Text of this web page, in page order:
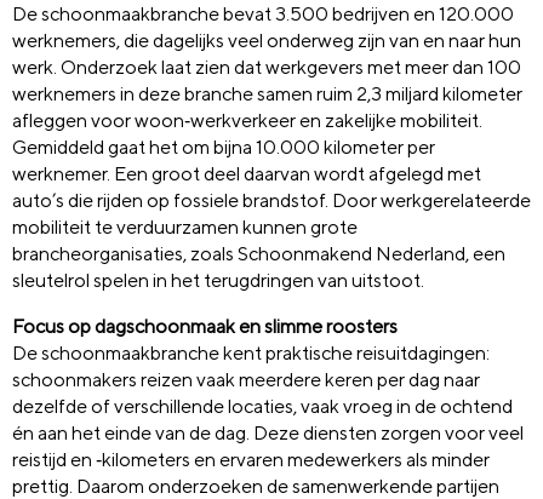
De schoonmaakbranche bevat 3.500 bedrijven en 120.000
werknemers, die dagelijks veel onderweg zijn van en naar hun
werk. Onderzoek laat zien dat werkgevers met meer dan 100
werknemers in deze branche samen ruim 2,3 miljard kilometer
afleggen voor woon‑werkverkeer en zakelijke mobiliteit.
Gemiddeld gaat het om bijna 10.000 kilometer per
werknemer. Een groot deel daarvan wordt afgelegd met
auto’s die rijden op fossiele brandstof. Door werkgerelateerde
mobiliteit te verduurzamen kunnen grote
brancheorganisaties, zoals Schoonmakend Nederland, een
sleutelrol spelen in het terugdringen van uitstoot.
Focus op dagschoonmaak en slimme roosters
De schoonmaakbranche kent praktische reisuitdagingen:
schoonmakers reizen vaak meerdere keren per dag naar
dezelfde of verschillende locaties, vaak vroeg in de ochtend
én aan het einde van de dag. Deze diensten zorgen voor veel
reistijd en ‑kilometers en ervaren medewerkers als minder
prettig. Daarom onderzoeken de samenwerkende partijen